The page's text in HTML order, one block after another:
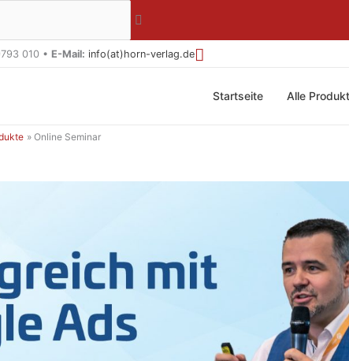
010 • E-Mail: info(at)horn-verlag.de
Startseite Alle
Online Seminar